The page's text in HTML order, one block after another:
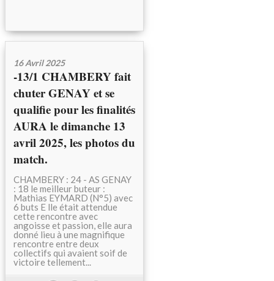
16 Avril 2025
-13/1 CHAMBERY fait
chuter GENAY et se
qualifie pour les finalités
AURA le dimanche 13
avril 2025, les photos du
match.
CHAMBERY : 24 - AS GENAY
: 18 le meilleur buteur :
Mathias EYMARD (N°5) avec
6 buts E lle était attendue
cette rencontre avec
angoisse et passion, elle aura
donné lieu à une magnifique
rencontre entre deux
collectifs qui avaient soif de
victoire tellement...